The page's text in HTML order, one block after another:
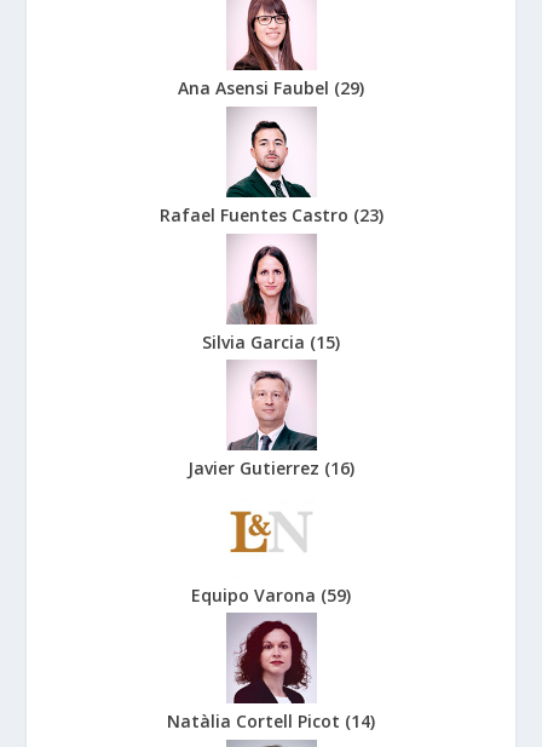
Ana Asensi Faubel (29)
Rafael Fuentes Castro (23)
Silvia Garcia (15)
Javier Gutierrez (16)
Equipo Varona (59)
Natàlia Cortell Picot (14)